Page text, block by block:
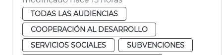
TODAS LAS AUDIENCIAS
COOPERACIÓN AL DESARROLLO
SERVICIOS SOCIALES
SUBVENCIONES